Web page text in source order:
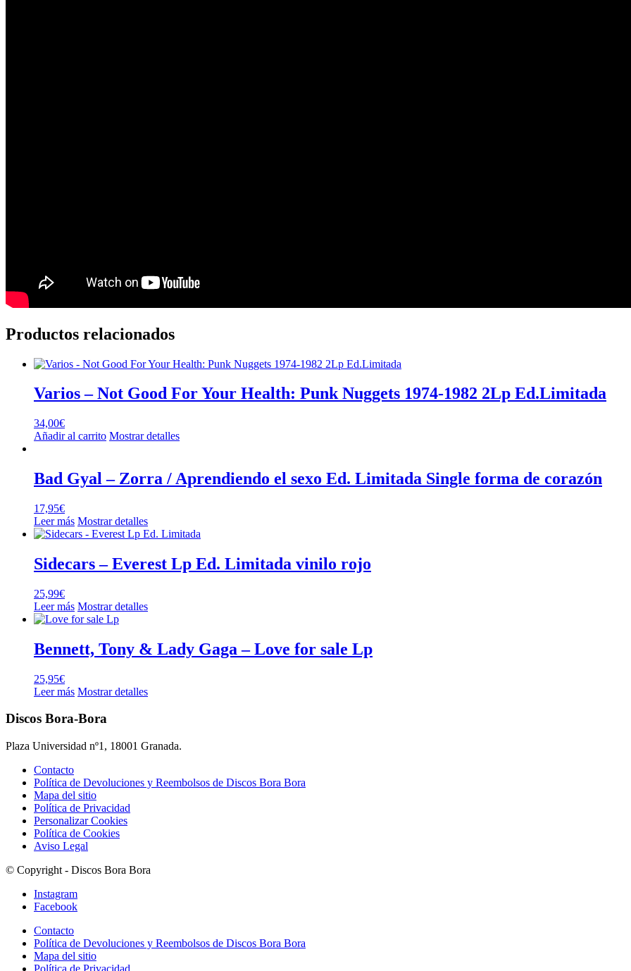
Productos relacionados
Varios – Not Good For Your Health: Punk Nuggets 1974-1982 2Lp Ed.Limitada
34,00€
Añadir al carrito Mostrar detalles
Bad Gyal – Zorra / Aprendiendo el sexo Ed. Limitada Single forma de corazón
17,95€
Leer más Mostrar detalles
Sidecars – Everest Lp Ed. Limitada vinilo rojo
25,99€
Leer más Mostrar detalles
Bennett, Tony & Lady Gaga – Love for sale Lp
25,95€
Leer más Mostrar detalles
Discos Bora-Bora
Plaza Universidad nº1, 18001 Granada.
Contacto
Política de Devoluciones y Reembolsos de Discos Bora Bora
Mapa del sitio
Política de Privacidad
Personalizar Cookies
Política de Cookies
Aviso Legal
© Copyright - Discos Bora Bora
Instagram
Facebook
Contacto
Política de Devoluciones y Reembolsos de Discos Bora Bora
Mapa del sitio